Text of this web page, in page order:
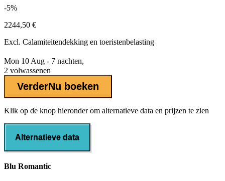
-5%
2244,50 €
Excl. Calamiteitendekking en toeristenbelasting
Mon 10 Aug - 7 nachten,
2 volwassenen
VerderNu boeken
Klik op de knop hieronder om alternatieve data en prijzen te zien
Alternatieve data
Blu Romantic